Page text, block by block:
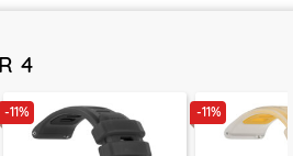
4
-11% -11%